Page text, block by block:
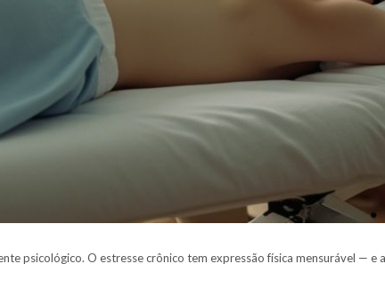
psicológico. O estresse crônico tem expressão física mensurável — e